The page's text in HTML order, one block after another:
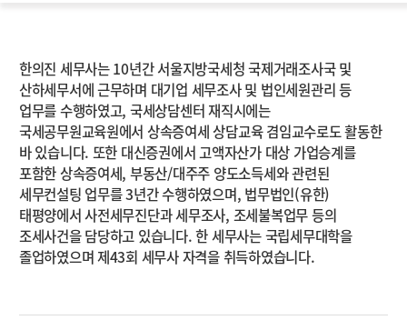
한의진 세무사는 10년간 서울지방국세청 국제거래조사국 및
산하세무서에 근무하며 대기업 세무조사 및 법인세원관리 등
업무를 수행하였고, 국세상담센터 재직시에는
국세공무원교육원에서 상속증여세 상담교육 겸임교수로도 활동한
바 있습니다. 또한 대신증권에서 고액자산가 대상 가업승계를
포함한 상속증여세, 부동산/대주주 양도소득세와 관련된
세무컨설팅 업무를 3년간 수행하였으며, 법무법인(유한)
태평양에서 사전세무진단과 세무조사, 조세불복업무 등의
조세사건을 담당하고 있습니다. 한 세무사는 국립세무대학을
졸업하였으며 제43회 세무사 자격을 취득하였습니다.